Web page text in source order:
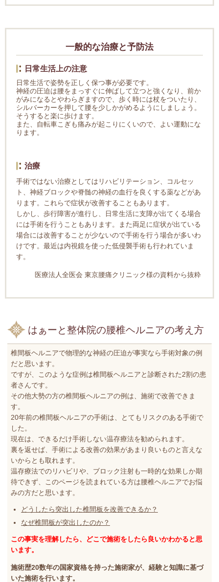
一般的な治療と予防法
日常生活上の注意
日常生活で姿勢を正しく保つ事が必要です。
神経の圧迫は腰をまっすぐに伸ばして立つと強くなり、前か
がみになるとやわらぎますので、歩く時には杖をついたり、
シルバーカーを押して腰を少しかがめるようにしましょう。
そうすると楽に歩けます。
また、自転車こぎも痛みが起こりにくいので、よい運動にな
ります。
治療
手術ではない治療としてはリハビリテーション、コルセッ
ト、神経ブロックや脊髄の神経の血行を良くする薬などがあ
ります。これらで症状が改善することもあります。
しかし、歩行障害が進行し、日常生活に支障が出てくる場合
には手術を行うこともあります。また両足に症状が出ている
場合には改善することが少ないので手術を行う場合が多いわ
けです。最近は内視鏡を使った低侵襲手術も行われていま
す。
医療法人全医会 東京腰痛クリニック様の資料から抜粋
はぁーと整体院の腰椎ヘルニアの考え方
椎間板ヘルニアで物理的な神経の圧迫が事実なら手術対象の例
だと思います。
ですが、このような症例は椎間板ヘルニアと診断された2割の患
者さんです。
その他大勢の方の椎間板ヘルニアの例は、施術で改善できま
す。
20年前の椎間板ヘルニアの手術は、とてもリスクのある手術で
した。
現在は、できるだけ手術しない温存療法を勧められます。
裏を返せば、手術による改善の効果があまり良いものと言えな
いからとも取れます。
温存療法でのリハビリや、ブロック注射も一時的な効果しか期
待できず、 このページを読まれている方は腰椎ヘルニアでお悩
みの方だと思います。
どうしたら突出した椎間板を改善できるか？
なぜ椎間板が突出したのか？
この事実を理解したら、どこで施術をしたら良いかわかると思
います。
施術歴20数年の国家資格を持った施術家が、経験と知識に基づ
いた施術を行います。